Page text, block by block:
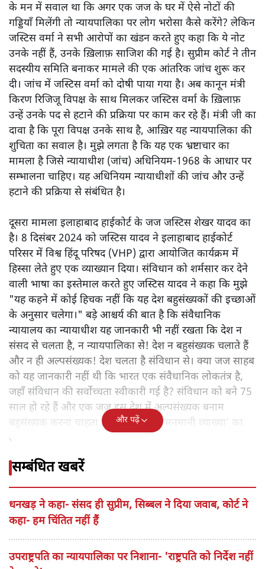
के मन में सवाल था कि अगर एक जज के घर में ऐसे नोटों की
गड्डियाँ मिलेंगी तो न्यायपालिका पर लोग भरोसा कैसे करेंगे? लेकिन
जस्टिस वर्मा ने सभी आरोपों का खंडन करते हुए कहा कि ये नोट
उनके नहीं हैं, उनके ख़िलाफ़ साजिश की गई है। सुप्रीम कोर्ट ने तीन
सदस्यीय समिति बनाकर मामले की एक आंतरिक जांच शुरू कर
दी। जांच में जस्टिस वर्मा को दोषी पाया गया है। अब कानून मंत्री
किरण रिजिजू विपक्ष के साथ मिलकर जस्टिस वर्मा के ख़िलाफ़
उन्हें उनके पद से हटाने की प्रक्रिया पर काम कर रहे हैं। मंत्री जी का
दावा है कि पूरा विपक्ष उनके साथ है, आख़िर यह न्यायपालिका की
शुचिता का सवाल है। मुझे लगता है कि यह एक भ्रष्टाचार का
मामला है जिसे न्यायाधीश (जांच) अधिनियम-1968 के आधार पर
सम्भालना चाहिए। यह अधिनियम न्यायाधीशों की जांच और उन्हें
हटाने की प्रक्रिया से संबंधित है।
दूसरा मामला इलाहाबाद हाईकोर्ट के जज जस्टिस शेखर यादव का
है। 8 दिसंबर 2024 को जस्टिस यादव ने इलाहाबाद हाईकोर्ट
परिसर में विश्व हिंदू परिषद (VHP) द्वारा आयोजित कार्यक्रम में
हिस्सा लेते हुए एक व्याख्यान दिया। संविधान को शर्मसार कर देने
वाली भाषा का इस्तेमाल करते हुए जस्टिस यादव ने कहा कि मुझे
"यह कहने में कोई हिचक नहीं कि यह देश बहुसंख्यकों की इच्छाओं
के अनुसार चलेगा।" बड़े आश्चर्य की बात है कि संवैधानिक
न्यायालय का न्यायाधीश यह जानकारी भी नहीं रखता कि देश न
संसद से चलता है, न न्यायपालिका से! देश न बहुसंख्यक चलाते हैं
और न ही अल्पसंख्यक! देश चलता है संविधान से। क्या जज साहब
को यह जानकारी नहीं थी कि भारत एक संवैधानिक लोकतंत्र है,
जहाँ संविधान की सर्वोच्चता स्वीकारी गई है? संविधान को बने 75
साल हो रहे हैं और एक जज इस देश में अल्पसंख्यक बनाम
बहुसंख्यक करना चाहता है। संविधान की ‘मनमानी व्याख्या’ का
अधिकार किसी को नहीं है।
और पढ़ें
सम्बंधित खबरें
धनखड़ ने कहा- संसद ही सुप्रीम, सिब्बल ने दिया जवाब, कोर्ट ने
कहा- हम चिंतित नहीं हैं
उपराष्ट्रपति का न्यायपालिका पर निशाना- 'राष्ट्रपति को निर्देश नहीं